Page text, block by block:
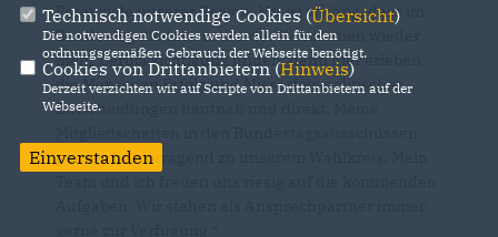
Potenziale unserer Region. Mir ist wichtig, dass im
Bundestag die Interessen der Kommunen wieder
mehr Berücksichtigung finden, denn hier erleben
die Menschen Erfolg und Misserfolg politischer
Entscheidungen hautnah und direkt. Meine
passen hervorragend zu unserem Wahlkreis. Mein
Technisch notwendige Cookies (Übersicht)
Die notwendigen Cookies werden allein für den
ordnungsgemäßen Gebrauch der Webseite benötigt.
Cookies von Drittanbietern (Hinweis)
Derzeit verzichten wir auf Scripte von Drittanbietern auf der
Webseite.
Einverstanden